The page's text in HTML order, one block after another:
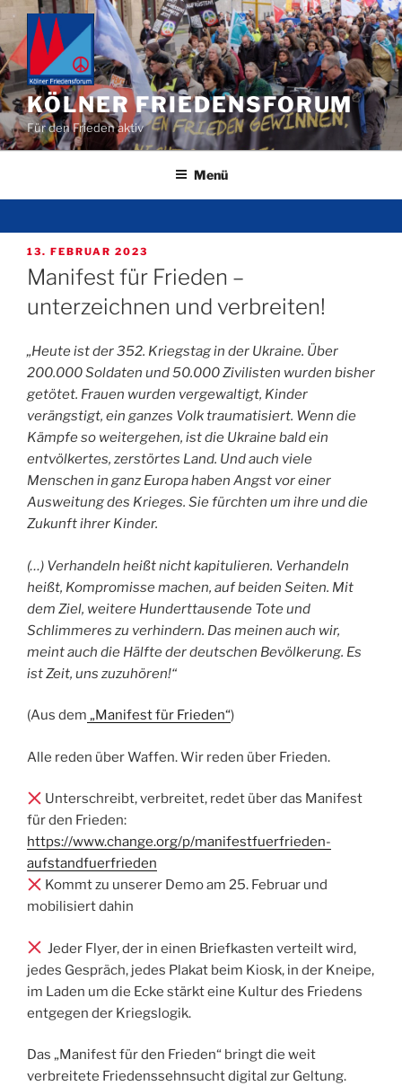
Zum
Inhalt
springen
KÖLNER FRIEDENSFORUM
Für den Frieden aktiv
Menü
VERÖFFENTLICHT
AM
13. FEBRUAR 2023
Manifest für Frieden –
unterzeichnen und verbreiten!
„Heute ist der 352. Kriegstag in der Ukraine. Über
200.000 Soldaten und 50.000 Zivilisten wurden bisher
getötet. Frauen wurden vergewaltigt, Kinder
verängstigt, ein ganzes Volk traumatisiert. Wenn die
Kämpfe so weitergehen, ist die Ukraine bald ein
entvölkertes, zerstörtes Land. Und auch viele
Menschen in ganz Europa haben Angst vor einer
Ausweitung des Krieges. Sie fürchten um ihre und die
Zukunft ihrer Kinder.
(…) Verhandeln heißt nicht kapitulieren. Verhandeln
heißt, Kompromisse machen, auf beiden Seiten. Mit
dem Ziel, weitere Hunderttausende Tote und
Schlimmeres zu verhindern. Das meinen auch wir,
meint auch die Hälfte der deutschen Bevölkerung. Es
ist Zeit, uns zuzuhören!“
(Aus dem „Manifest für Frieden“)
Alle reden über Waffen. Wir reden über Frieden.
Unterschreibt, verbreitet, redet über das Manifest
für den Frieden:
https://www.change.org/p/manifestfuerfrieden-
aufstandfuerfrieden
Kommt zu unserer Demo am 25. Februar und
mobilisiert dahin
Jeder Flyer, der in einen Briefkasten verteilt wird,
jedes Gespräch, jedes Plakat beim Kiosk, in der Kneipe,
im Laden um die Ecke stärkt eine Kultur des Friedens
entgegen der Kriegslogik.
Das „Manifest für den Frieden“ bringt die weit
verbreitete Friedenssehnsucht digital zur Geltung.